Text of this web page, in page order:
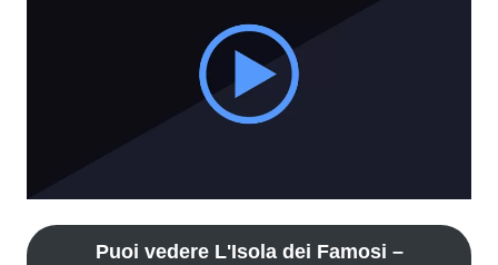
Puoi vedere L'Isola dei Famosi –